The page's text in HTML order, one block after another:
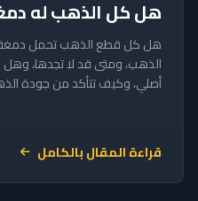
هل كل الذهب له
هل كل قطع الذهب تحمل
الذهب، ومتى قد لا تجدها، وهل
أصلي، وكيف تتأكد من جودة
قراءة المقال بالكامل